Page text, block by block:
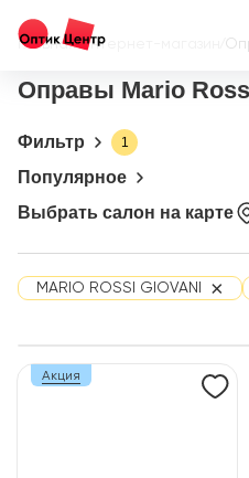
Главная/Интернет-магазин
Оправы Mario
Фильтр 1
Популярное
Выбрать салон на карте
MARIO ROSSI GIOVANI ×
Акция